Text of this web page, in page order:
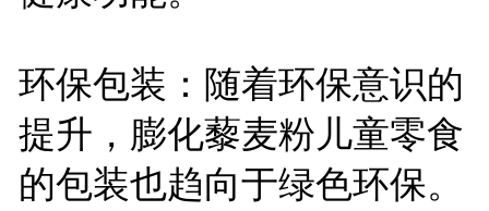
环保包装：随着环保意识的
提升，膨化藜麦粉儿童零食
的包装也趋向于绿色环保。